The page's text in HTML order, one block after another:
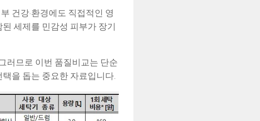
건강·환경에도 직접적인 영
세제를 민감성 피부가 장기
러므로 이번 품질비교는 단순
을 돕는 중요한 자료입니다.